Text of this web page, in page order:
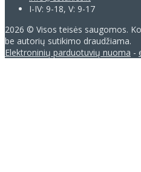
I-IV: 9-18, V: 9-17
2026 © Visos teisės saugomos.
be autorių sutikimo draudžiama.
Elektroninių parduotuvių nuoma -